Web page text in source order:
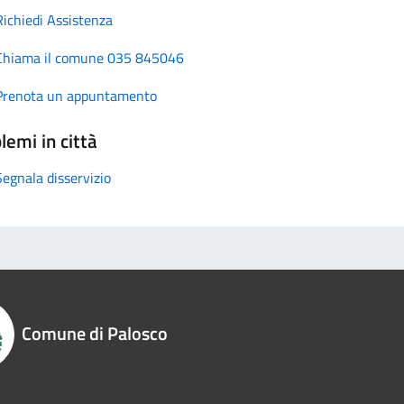
Assistenza
il comune 035 845046
un appuntamento
in città
disservizio
Comune di Palosco